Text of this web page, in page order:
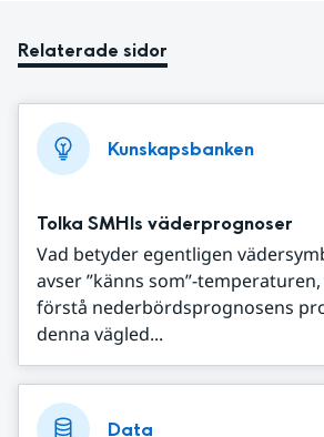
Relaterade sidor
Kunskapsbanken
Tolka SMHIs väderprognoser
Vad betyder egentligen
avser ”känns som”-
förstå nederbördsprognosens
denna vägled...
Data